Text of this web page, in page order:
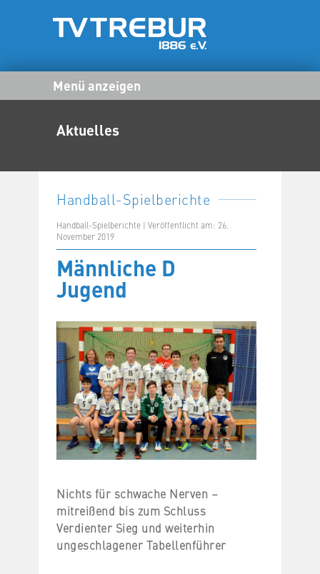
Menü anzeigen
Aktuelles
Handball-Spielberichte
Handball-Spielberichte | Veröffentlicht am: 26.
November 2019
Männliche D
Jugend
Nichts für schwache Nerven –
mitreißend bis zum Schluss
Verdienter Sieg und weiterhin
ungeschlagener Tabellenführer